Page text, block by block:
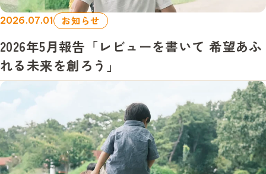
2026.07.01 お知らせ
2026年5月報告「レビューを書いて 希望あふ
れる未来を創ろう」